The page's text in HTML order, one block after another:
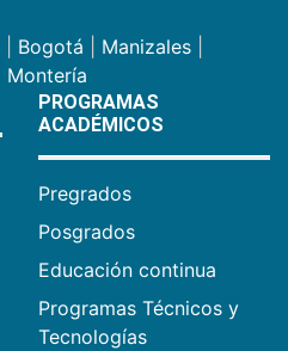
Bogotá Manizales
Montería
PROGRAMAS
ACADÉMICOS
Pregrados
Posgrados
Educación continua
Programas Técnicos y
Tecnologías